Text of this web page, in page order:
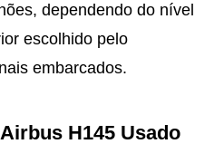
dependendo do nível
escolhido pelo
embarcados.
H145 Usado